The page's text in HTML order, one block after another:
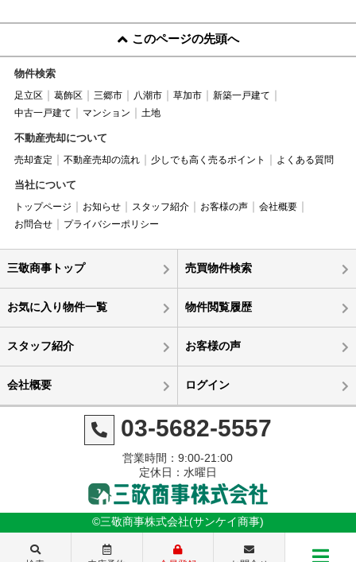
このページの先頭へ
物件検索
足立区 葛飾区 三郷市 八潮市 草加市
新築一戸建て
中古一戸建て
マンション 土地
不動産売却について
売却査定 不動産売却の流れ 少しでも高く売るポイント よくある質問
当社について
トップページ お知らせ スタッフ紹介 お客様の声
会社概要
お問合せ
プライバシーポリシー
三敬商事トップ 売買物件検索
お気に入り物件一覧 物件閲覧履歴
スタッフ紹介 お客様の声
会社概要 ログイン
03-5682-5557
営業時間：9:00-21:00
定休日：水曜日
©三敬商事株式会社(サンケイ商事)